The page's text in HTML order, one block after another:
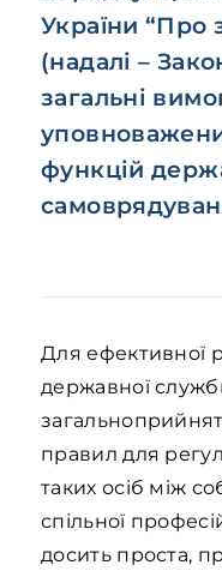
України “Про
(надалі –
загальні
функцій
Для ефективної
державної
правил для
таких осіб між
спільної
досить проста,